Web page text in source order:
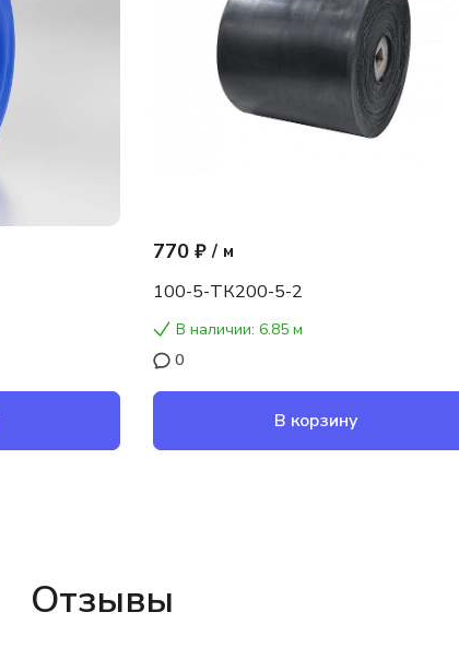
770 ₽ / м
100-5-ТК200-5-2
В наличии: 6.85 м
0
В корзину
Отзывы